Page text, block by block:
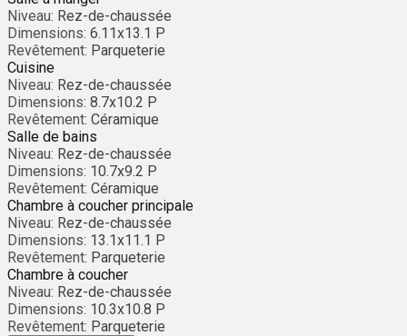
Niveau: Rez-de-chaussée
Dimensions: 6.11x13.1 P
Revêtement: Parqueterie
Cuisine
Niveau: Rez-de-chaussée
Dimensions: 8.7x10.2 P
Revêtement: Céramique
Salle de bains
Niveau: Rez-de-chaussée
Dimensions: 10.7x9.2 P
Revêtement: Céramique
Chambre à coucher principale
Niveau: Rez-de-chaussée
Dimensions: 13.1x11.1 P
Revêtement: Parqueterie
Chambre à coucher
Niveau: Rez-de-chaussée
Dimensions: 10.3x10.8 P
Revêtement: Parqueterie